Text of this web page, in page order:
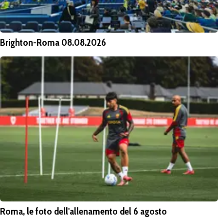
Brighton-Roma 08.08.2026
Roma, le foto dell'allenamento del 6 agosto